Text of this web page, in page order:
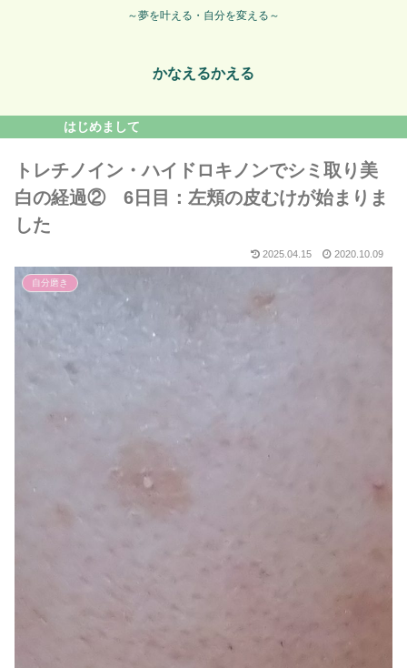
～夢を叶える・自分を変える～
かなえるかえる
はじめまして
トレチノイン・ハイドロキノンでシミ取り美
白の経過② 6日目：左頬の皮むけが始まりま
した
2025.04.15 2020.10.09
自分磨き